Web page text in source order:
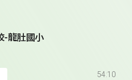
-龍肚國小
54:10